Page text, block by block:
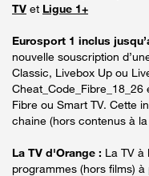
TV et Ligue 1+
Eurosport 1 inclus
nouvelle souscription
Classic, Livebox Up ou
Fibre ou Smart TV. Cette
chaine (hors contenus à
La TV d'Orange : La TV à
programmes (hors films)